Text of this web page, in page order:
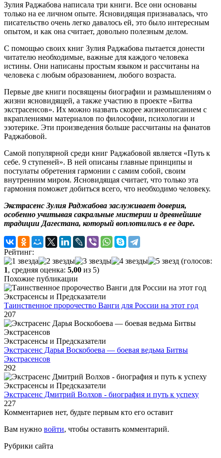
Зулия Раджабова написала три книги. Все они основаны
только на ее личном опыте. Ясновидящая признавалась, что
писательство очень легко давалось ей, это было интересным
опытом, и как она считает, довольно полезным делом.
С помощью своих книг Зулия Раджабова пытается донести
читателю необходимые, важные для каждого человека
истины. Они написаны простым языком и рассчитаны на
человека с любым образованием, любого возраста.
Первые две книги посвящены биографии и размышлениям о
жизни ясновидящей, а также участию в проекте «Битва
экстрасенсов». Их можно назвать скорее жизнеописанием с
вкраплениями материалов по философии, психологии и
эзотерике. Эти произведения больше рассчитаны на фанатов
Раджабовой.
Самой популярной среди книг Раджабовой является «Путь к
себе. 9 ступеней». В ней описаны главные принципы и
постулаты обретения гармонии с самим собой, своим
внутренним миром. Ясновидящая считает, что только эта
гармония поможет добиться всего, что необходимо человеку.
Экстрасенс Зулия Раджабова заслуживает доверия,
особенно учитывая сакральные мистерии и древнейшие
традиции Дагестана, который воплотились в ее даре.
Рейтинг:
(голосов:
1, средняя оценка: 5,00 из 5)
Похожие публикации
Экстрасенсы и Предсказатели
Таинственное пророчество Ванги для России на этот год
207
Экстрасенсы и Предсказатели
Экстрасенс Дарья Воскобоева — боевая ведьма Битвы
Экстрасенсов
292
Экстрасенсы и Предсказатели
Экстрасенс Дмитрий Волхов - биография и путь к успеху
227
Комментариев нет, будьте первым кто его оставит
Вам нужно войти, чтобы оставить комментарий.
Рубрики сайта